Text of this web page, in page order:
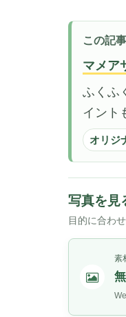
この記
マメア
ふくふ
イント
オリジ
写真を見
目的に合わ
素